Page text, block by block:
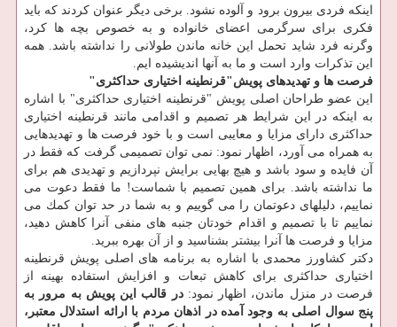
اینكه فردی بیرون برود و آلوده نشود. برخی دیگر عنوان كردند كه باید
فكری برای سرگرمی اعضای خانواده و به خصوص بچه ها كرد،
وگرنه فرد شاید تحمل این خانه ماندن طولانی را نداشته باشد. همه
این تذكرات وارد است و ما به آنها اندیشیده ایم.
فرصت ها و تهدیدهای پویش"قرنطینه اختیاری حداكثری"
این عضو طراحان اصلی پویش "قرنطینه اختیاری حداكثری" با اشاره
به اینكه در این شرایط هر تصمیم و اقدامی مانند قرنطینه اختیاری
حداكثری دارای مزایا و معایبی است و با خود فرصت ها و تهدیدهایی
به همراه می آورد، اظهار نمود: نمی توان تصمیمی گرفت كه فقط در
آن فایده و سود باشد و هیچ بهایی برایش نپردازیم و تهدیدی هم برای
ما نداشته باشد. برای همین تصمیم با شماست! ما فقط دعوت می
نماییم، دلیلهای دعوتمان را می گوییم و به شما در حد توان كمك می
نماییم تا با تصمیم و اقدام خودتان جنبه­ های منفی آنرا كاهش دهید،
مزایا و فرصت ها آنرا بیشتر بشناسید و از آن بهره ببرید.
دكتر كشاورز محمدی با اشاره به برنامه های اصلی پویش قرنطینه
اختیاری حداكثری برای كاهش تبعات و افزایش استفاده بهینه از
فرصت در منزل ماندن، اظهار نمود:در قالب این پویش به مرور به
پنج سوال اصلی به وجود آمده در اذهان مردم با ارائه استدلال معتبر،